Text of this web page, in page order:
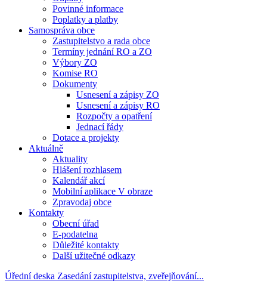
Povinné informace
Poplatky a platby
Samospráva obce
Zastupitelstvo a rada obce
Termíny jednání RO a ZO
Výbory ZO
Komise RO
Dokumenty
Usnesení a zápisy ZO
Usnesení a zápisy RO
Rozpočty a opatření
Jednací řády
Dotace a projekty
Aktuálně
Aktuality
Hlášení rozhlasem
Kalendář akcí
Mobilní aplikace V obraze
Zpravodaj obce
Kontakty
Obecní úřad
E-podatelna
Důležité kontakty
Další užitečné odkazy
Úřední deska Zasedání zastupitelstva, zveřejňování...